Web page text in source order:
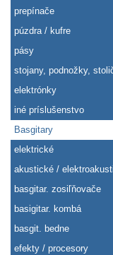
prepínače
púzdra / kufre
pásy
stojany, podnožky,
elektrónky
iné príslušenstvo
Basgitary
elektrické
akustické /
basgitar. zosiľňovače
basigitar. kombá
basgit. bedne
efekty / procesory